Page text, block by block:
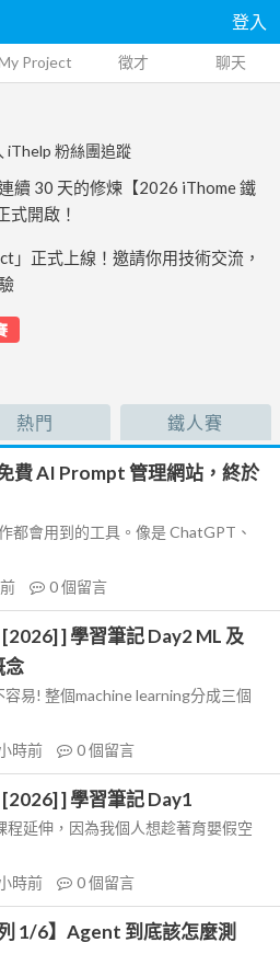
登入
Project 徵才 聊天
iThelp 粉絲團追蹤
續 30 天的修煉【2026 iThome 鐵
式開啟！
」正式上線！邀請你用技術交流，
熱門 鐵人賽
費 AI Prompt 管理網站，終於
都會用到的工具。像是 ChatGPT、
0個留言
] 學習筆記 Day2 ML 及
念
易! 整個machine learning分成三個
時前 0個留言
] 學習筆記 Day1
延伸，因為我個人想趁著育嬰假空
時前 0個留言
1/6】Agent 到底該怎麼測